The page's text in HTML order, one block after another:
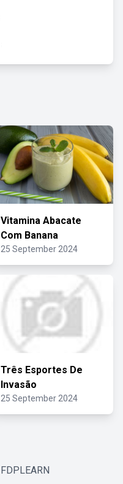
Vitamina Abacate
Com Banana
25 September 2024
Três Esportes De
Invasão
25 September 2024
FDPLEARN